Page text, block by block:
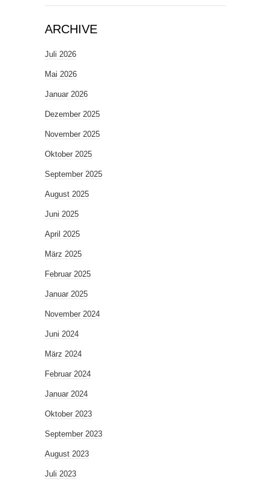
ARCHIVE
Juli 2026
Mai 2026
Januar 2026
Dezember 2025
November 2025
Oktober 2025
September 2025
August 2025
Juni 2025
April 2025
März 2025
Februar 2025
Januar 2025
November 2024
Juni 2024
März 2024
Februar 2024
Januar 2024
Oktober 2023
September 2023
August 2023
Juli 2023